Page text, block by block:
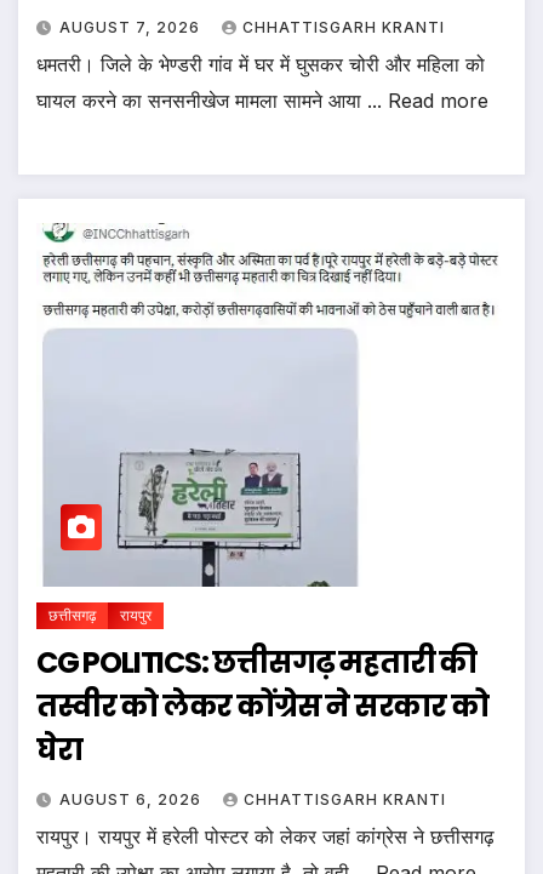
AUGUST 7, 2026 CHHATTISGARH KRANTI
धमतरी। जिले के भेण्डरी गांव में घर में घुसकर चोरी और महिला को
घायल करने का सनसनीखेज मामला सामने आया ... Read more
छत्तीसगढ़ रायपुर
CG POLITICS: छत्तीसगढ़ महतारी की
तस्वीर को लेकर कोंग्रेस ने सरकार को
घेरा
AUGUST 6, 2026 CHHATTISGARH KRANTI
रायपुर। रायपुर में हरेली पोस्टर को लेकर जहां कांग्रेस ने छत्तीसगढ़